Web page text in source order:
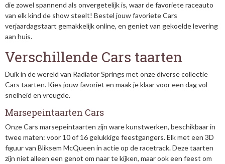
die zowel spannend als onvergetelijk is, waar de favoriete raceauto
van elk kind de show steelt! Bestel jouw favoriete Cars
verjaardagstaart gemakkelijk online, en geniet van gekoelde levering
aan huis.
Verschillende Cars taarten
Duik in de wereld van Radiator Springs met onze diverse collectie
Cars taarten. Kies jouw favoriet en maak je klaar voor een dag vol
snelheid en vreugde.
Marsepeintaarten Cars
Onze Cars marsepeintaarten zijn ware kunstwerken, beschikbaar in
twee maten: voor 10 of 16 gelukkige feestgangers. Elk met een 3D
figuur van Bliksem McQueen in actie op de racetrack. Deze taarten
zijn niet alleen een genot om naar te kijken, maar ook een feest om